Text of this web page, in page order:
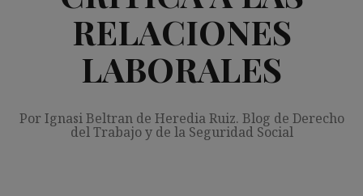
RELACIONES
LABORALES
Por Ignasi Beltran de Heredia Ruiz. Blog de Derecho
del Trabajo y de la Seguridad Social